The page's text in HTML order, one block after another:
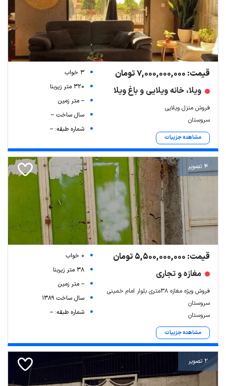
قیمت: 7,000,000,000 تومان
ویلا، خانه ویلایی و باغ ویلا
فروش منزل ویلایی
سروستان
مشاهده جزییات
3 خواب
320 متر زیربنا
-- متر زمین
سال ساخت --
شماره طبقه: --
4 تصویر
قیمت: 5,500,000,000 تومان
مغازه و تجاری
فروش ویژه مغازه ۳۸متری بلوار امام خمینی
سروستان
سروستان
مشاهده جزییات
0 خواب
38 متر زیربنا
-- متر زمین
سال ساخت 1389
شماره طبقه: --
2 تصویر